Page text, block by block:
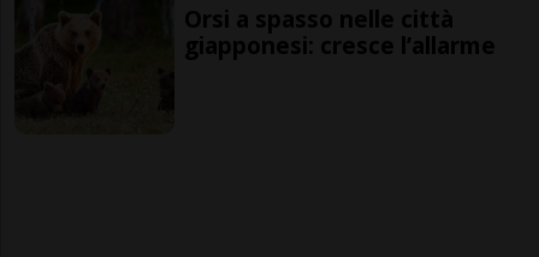
Orsi a spasso nelle città
giapponesi: cresce l’allarme